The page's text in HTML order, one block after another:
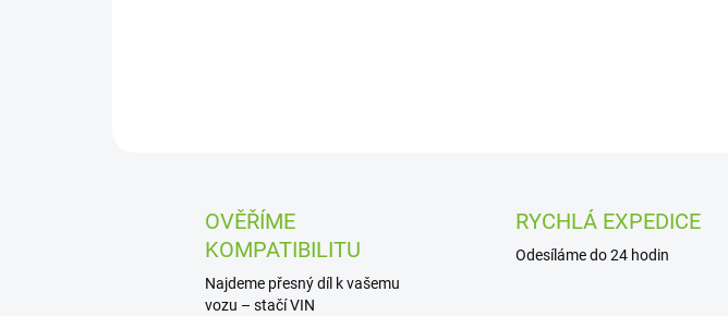
OVĚŘÍME
KOMPATIBILITU
Najdeme přesný díl k vašemu
vozu – stačí VIN
RYCHLÁ EXPEDICE
Odesíláme do 24 hodin